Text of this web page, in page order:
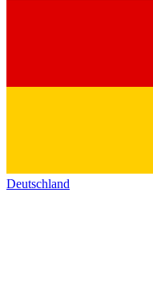
Deutschland